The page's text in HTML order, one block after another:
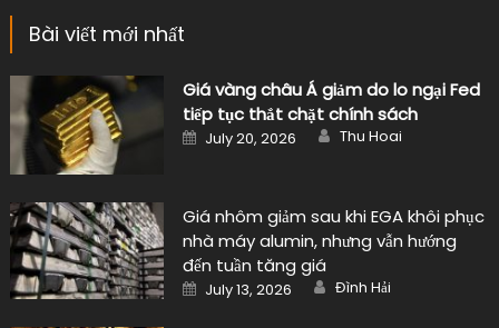
Bài viết mới nhất
Giá vàng châu Á giảm do lo ngại Fed
tiếp tục thắt chặt chính sách
Posted
on
July 20, 2026 Author
Thu Hoai
Giá nhôm giảm sau khi EGA khôi phục
nhà máy alumin, nhưng vẫn hướng
đến tuần tăng giá
Posted
on
July 13, 2026 Author
Đình Hải